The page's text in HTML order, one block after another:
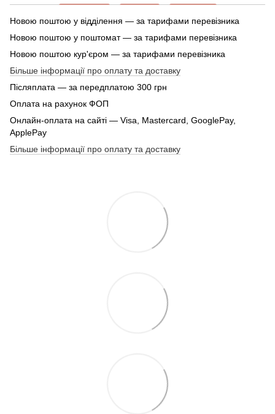
Новою поштою у відділення — за тарифами перевізника
Новою поштою у поштомат — за тарифами перевізника
Новою поштою кур'єром — за тарифами перевізника
Більше інформації про оплату та доставку
Післяплата — за передплатою 300 грн
Оплата на рахунок ФОП
Онлайн-оплата на сайті — Visa, Mastercard, GooglePay,
ApplePay
Більше інформації про оплату та доставку